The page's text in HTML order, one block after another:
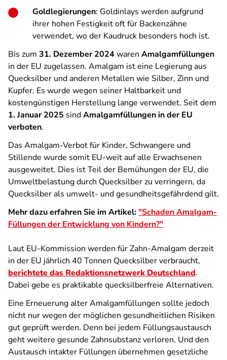
Goldlegierungen: Goldinlays werden aufgrund
ihrer hohen Festigkeit oft für Backenzähne
verwendet, wo der Kaudruck besonders hoch ist.
Bis zum 31. Dezember 2024waren Amalgamfüllungen
in der EU zugelassen. Amalgam ist eine Legierung aus
Quecksilber und anderen Metallen wie Silber, Zinn und
Kupfer. Es wurde wegen seiner Haltbarkeit und
kostengünstigen Herstellung lange verwendet. Seit dem
1. Januar 2025 sindAmalgamfüllungen in der EU
verboten.
Das Amalgam-Verbot für Kinder, Schwangere und
Stillende wurde somit EU-weit auf alle Erwachsenen
ausgeweitet. Dies ist Teil der Bemühungen der EU, die
Umweltbelastung durch Quecksilber zu verringern, da
Quecksilber als umwelt- und gesundheitsgefährdend gilt.
Mehr dazu erfahren Sie im Artikel:"Schaden Amalgam-
Füllungender Entwicklung von Kindern?"
Laut EU-Kommission werden für Zahn-Amalgam derzeit
in der EU jährlich 40 Tonnen Quecksilber verbraucht,
berichtete das Redaktionsnetzwerk Deutschland.
Dabei gebe es praktikable quecksilberfreie Alternativen.
Eine Erneuerung alter Amalgamfüllungen sollte jedoch
nicht nur wegen der möglichen gesundheitlichen Risiken
gut geprüft werden. Denn bei jedem Füllungsaustausch
geht weitere gesunde Zahnsubstanz verloren. Und den
Austausch intakter Füllungen übernehmen gesetzliche